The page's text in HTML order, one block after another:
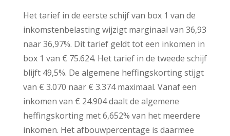
Het tarief in de eerste schijf van box 1 van de
inkomstenbelasting wijzigt marginaal van 36,93
naar 36,97%. Dit tarief geldt tot een inkomen in
box 1 van € 75.624. Het tarief in de tweede schijf
blijft 49,5%. De algemene heffingskorting stijgt
van € 3.070 naar € 3.374 maximaal. Vanaf een
inkomen van € 24.904 daalt de algemene
heffingskorting met 6,652% van het meerdere
inkomen. Het afbouwpercentage is daarmee